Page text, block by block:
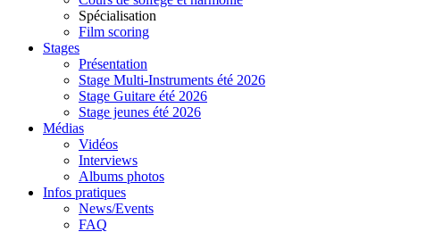
Spécialisation
Film scoring
Stages
Présentation
Stage Multi-Instruments été 2026
Stage Guitare été 2026
Stage jeunes été 2026
Médias
Vidéos
Interviews
Albums photos
Infos pratiques
News/Events
FAQ